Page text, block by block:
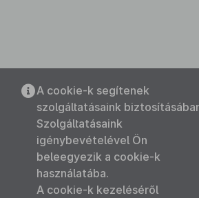
A cookie-k segítenek
szolgáltatásaink
Szolgáltatásaink
igénybevételével Ön
beleegyezik a cookie-k
használatába.
A cookie-k kezeléséről